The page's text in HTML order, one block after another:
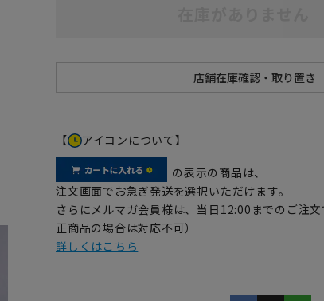
【 アイコンについて】
の表示の商品は、
注文画面でお急ぎ発送を選択いただけます。
さらにメルマガ会員様は、当日12:00までのご注
正商品の場合は対応不可）
詳しくはこちら